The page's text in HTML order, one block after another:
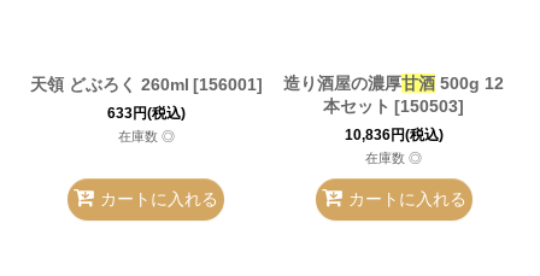
天領 どぶろく 260ml [156001]
633円(税込)
在庫数 ◎
カートに入れる
造り酒屋の濃厚甘酒 500g 12
本セット [150503]
10,836円(税込)
在庫数 ◎
カートに入れる